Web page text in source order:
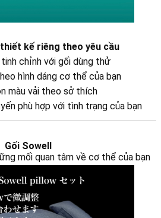
kế riêng theo yêu cầu
tinh chỉnh với gối dùng thử
hình dáng cơ thể của bạn
màu vải theo sở thích
phù hợp với tình trạng của bạn
Gối Sowell
mối quan tâm về cơ thể của bạn